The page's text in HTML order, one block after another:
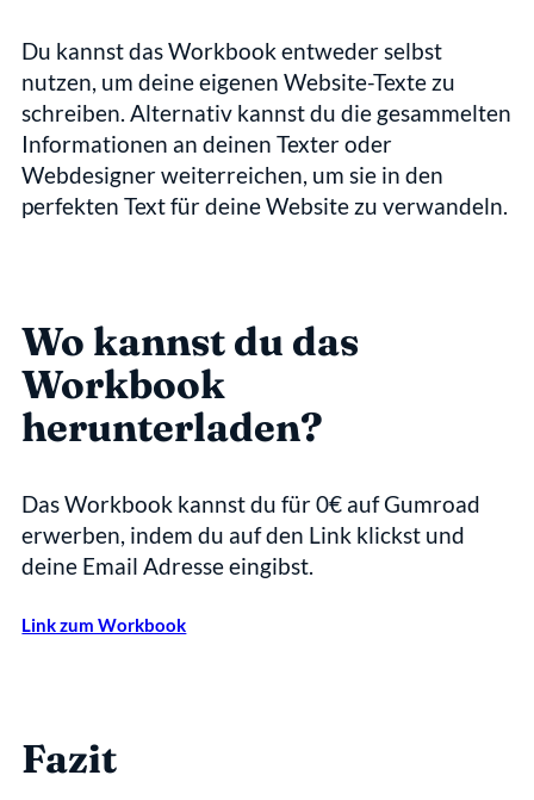
Du kannst das Workbook entweder selbst
nutzen, um deine eigenen Website-Texte zu
schreiben. Alternativ kannst du die gesammelten
Informationen an deinen Texter oder
Webdesigner weiterreichen, um sie in den
perfekten Text für deine Website zu verwandeln.
Wo kannst du das
Workbook
herunterladen?
Das Workbook kannst du für 0€ auf Gumroad
erwerben, indem du auf den Link klickst und
deine Email Adresse eingibst.
Link zum Workbook
Fazit